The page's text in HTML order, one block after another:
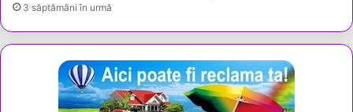
3 săptămâni în urmă